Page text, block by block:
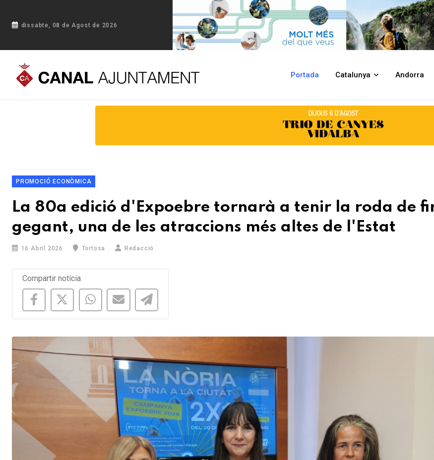
dissabte, 08 de Agost de 2026
Portada Catalunya Andorra
Portada Blog La 80a edició d'Expoebre tornarà a tenir la roda de fira gegant, una de les atraccions més altes de l'Estat
PROMOCIÓ ECONÒMICA
La 80a edició d'Expoebre tornarà a tenir la roda de
gegant, una de les atraccions més altes de l'Estat
16 Abril 2026 Tortosa Redacció
Compartir notícia